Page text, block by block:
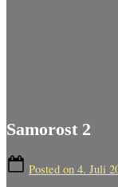
Samorost 2
Posted on 4. Juli